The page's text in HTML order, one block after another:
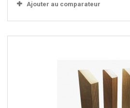
Ajouter au comparateur